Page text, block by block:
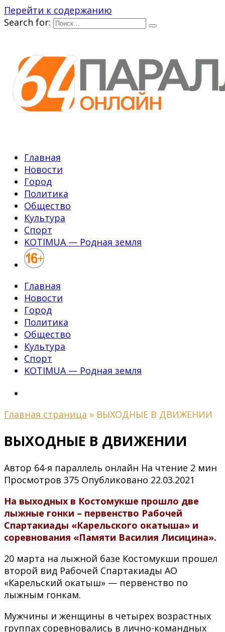
Перейти к содержанию
Search for:
Главная
Новости
Город
Политика
Общество
Культура
Спорт
KOTIMUA — Родная земля
Главная
Новости
Город
Политика
Общество
Культура
Спорт
KOTIMUA — Родная земля
Главная страница » ВЫХОДНЫЕ В ДВИЖЕНИИ
ВЫХОДНЫЕ В ДВИЖЕНИИ
Автор 64-я параллель онлайн На чтение 2 мин
Просмотров 375 Опубликовано 22.03.2021
На выходных в Костомукше прошло две
лыжные гонки – первенство Рабочей
Спартакиады «Карельского окатыша» и
соревнования «Памяти Василия Лисицина».
20 марта на лыжной базе Костомукши прошел
второй вид Рабочей Спартакиады АО
«Карельский окатыш» — первенство по
лыжным гонкам.
Мужчины и женщины в четырех возрастных
группах соревновались в лично-командных